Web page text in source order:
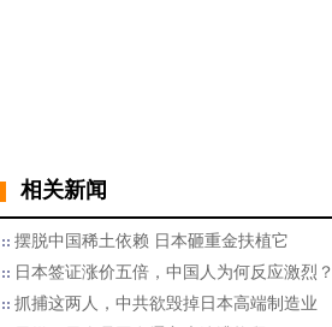
相关新闻
摆脱中国稀土依赖 日本砸重金扶植它
日本签证涨价五倍，中国人为何反应激烈？
抓捕这两人，中共欲毁掉日本高端制造业